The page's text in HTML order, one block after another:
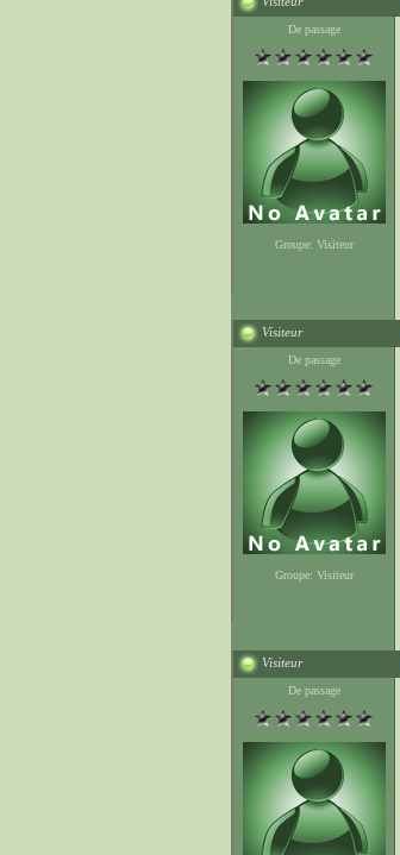
De passage
Groupe: Visiteur
Visiteur
De passage
Groupe: Visiteur
Visiteur
De passage